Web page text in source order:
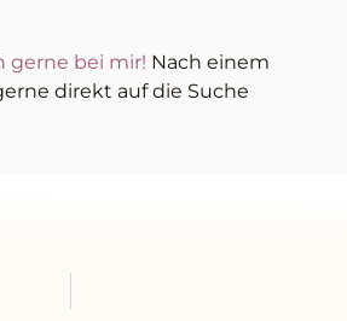
gerne bei mir! Nach einem
direkt auf die Suche